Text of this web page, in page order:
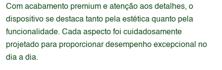
Com acabamento premium e atenção aos detalhes, o
dispositivo se destaca tanto pela estética quanto pela
funcionalidade. Cada aspecto foi cuidadosamente
projetado para proporcionar desempenho excepcional no
dia a dia.